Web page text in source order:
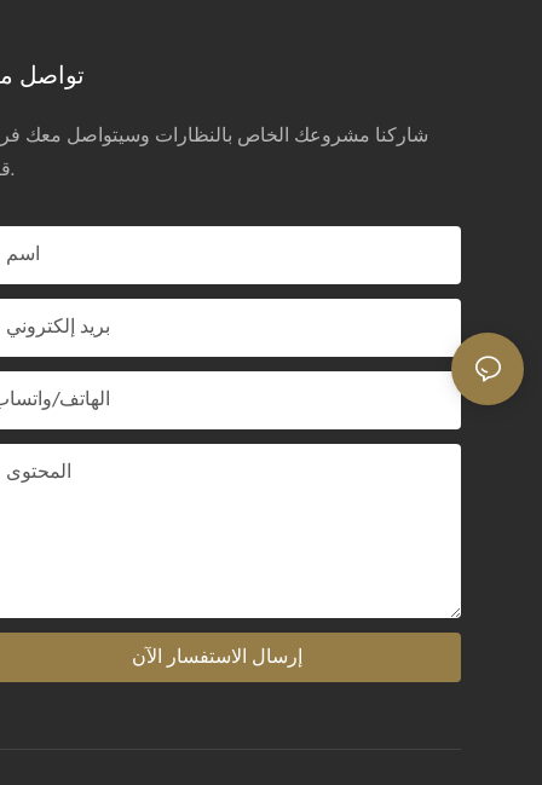
تواصل
شاركنا مشروعك الخاص بالنظارات وسيتواصل معك
قريباً.
اسم
بريد إلكتروني
الهاتف/
المحتوى
إرسال الاستفسار الآن